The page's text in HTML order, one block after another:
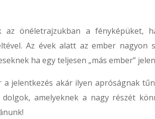
önéletrajzukban a fényképüket,
Az évek alatt az ember nagyon
ha egy teljesen „más ember”
jelentkezés akár ilyen apróságnak
amelyeknek a nagy részét